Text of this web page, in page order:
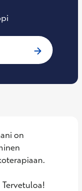
: Liisa Falk,
on